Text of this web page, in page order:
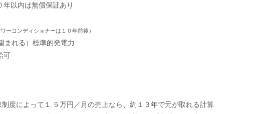
以内は無償保証あり
ワーコンディショナーは１０年前後）
れる）標準的発電力
可
によって１.５万円／月の売上なら、約１３年で元が取れる計算